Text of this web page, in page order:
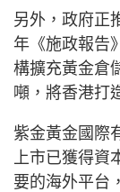
另外，政府正
年《施政報告
構擴充黃金倉
噸，將香港打
紫金黃金國際
上市已獲得
要的海外平台